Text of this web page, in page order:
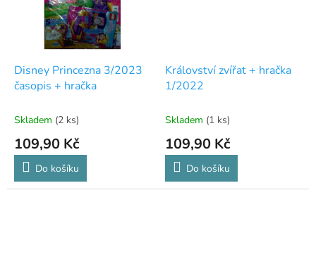
Disney Princezna 3/2023
časopis + hračka
Skladem (2 ks)
109,90 Kč
Do košíku
Království zvířat + hračka
1/2022
Skladem (1 ks)
109,90 Kč
Do košíku